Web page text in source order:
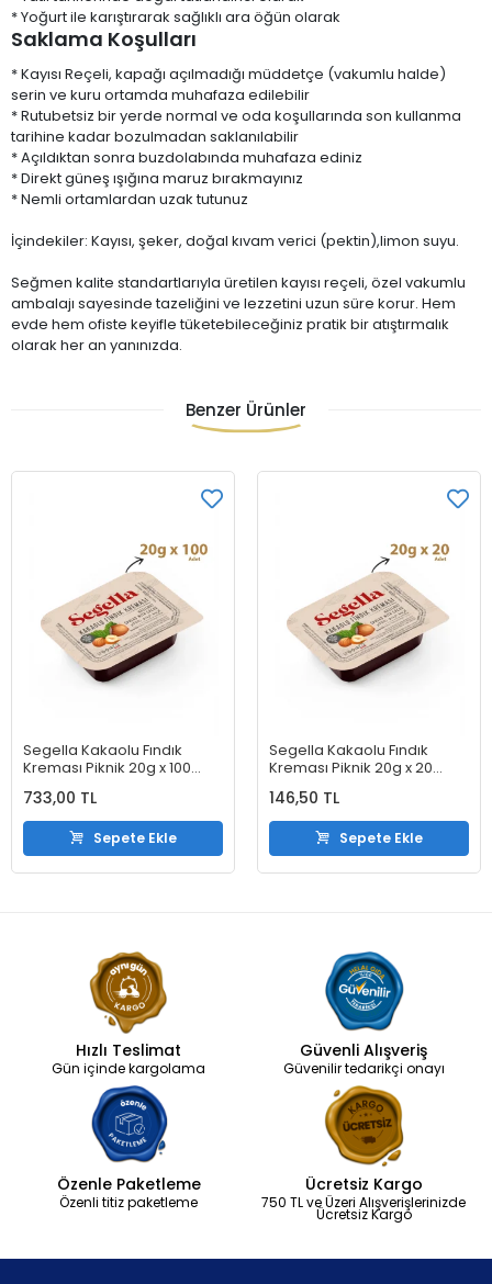
* Yoğurt ile karıştırarak sağlıklı ara öğün olarak
Saklama Koşulları
* Kayısı Reçeli, kapağı açılmadığı müddetçe (vakumlu halde)
serin ve kuru ortamda muhafaza edilebilir
* Rutubetsiz bir yerde normal ve oda koşullarında son kullanma
tarihine kadar bozulmadan saklanılabilir
* Açıldıktan sonra buzdolabında muhafaza ediniz
* Direkt güneş ışığına maruz bırakmayınız
* Nemli ortamlardan uzak tutunuz
İçindekiler: Kayısı, şeker, doğal kıvam verici (pektin),limon suyu.
Seğmen kalite standartlarıyla üretilen kayısı reçeli, özel vakumlu
ambalajı sayesinde tazeliğini ve lezzetini uzun süre korur. Hem
evde hem ofiste keyifle tüketebileceğiniz pratik bir atıştırmalık
olarak her an yanınızda.
Benzer Ürünler
Segella Kakaolu Fındık
Kreması Piknik 20g x 100
733,00 TL
Sepete Ekle
Segella Kakaolu Fındık
Kreması Piknik 20g x 20
146,50 TL
Sepete Ekle
Hızlı Teslimat
Gün içinde kargolama
Güvenli Alışveriş
Güvenilir tedarikçi onayı
Özenle Paketleme
Özenli titiz paketleme
Ücretsiz Kargo
750 TL ve Üzeri Alışverişlerinizde
Ücretsiz Kargo